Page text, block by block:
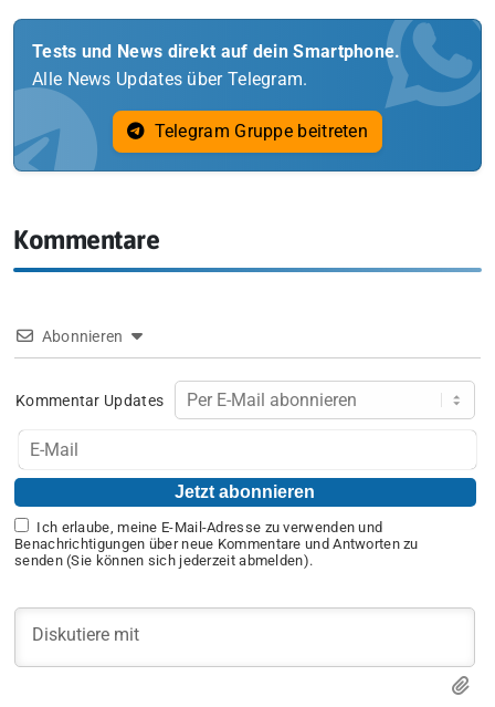
Tests und News direkt auf dein Smartphone.
Alle News Updates über Telegram.
Telegram Gruppe beitreten
Kommentare
Abonnieren
Kommentar Updates
Ich erlaube, meine E-Mail-Adresse zu verwenden und
Benachrichtigungen über neue Kommentare und Antworten zu
senden (Sie können sich jederzeit abmelden).